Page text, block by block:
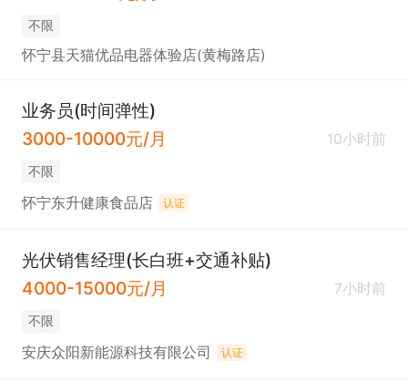
不限
怀宁县天猫优品电器体验店(黄梅路店)
业务员(时间弹性)
3000-10000元/月
10小时前
不限
怀宁东升健康食品店 认证
光伏销售经理(长白班+交通补贴)
4000-15000元/月
7小时前
不限
安庆众阳新能源科技有限公司 认证